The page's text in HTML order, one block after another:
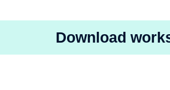
Download